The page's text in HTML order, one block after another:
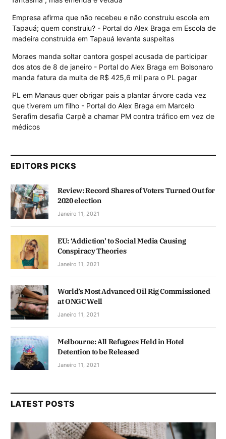
Empresa afirma que não recebeu e não construiu escola em
Tapauá; quem construiu? - Portal do Alex Braga em Escola de
madeira construída em Tapauá levanta suspeitas
Moraes manda soltar cantora gospel acusada de participar
dos atos de 8 de janeiro - Portal do Alex Braga em Bolsonaro
manda fatura da multa de R$ 425,6 mil para o PL pagar
PL em Manaus quer obrigar pais a plantar árvore cada vez
que tiverem um filho - Portal do Alex Braga em Marcelo
Serafim desafia Carpê a chamar PM contra tráfico em vez de
médicos
EDITORS PICKS
Review: Record Shares of Voters Turned Out for
2020 election
Janeiro 11, 2021
EU: ‘Addiction’ to Social Media Causing
Conspiracy Theories
Janeiro 11, 2021
World’s Most Advanced Oil Rig Commissioned
at ONGC Well
Janeiro 11, 2021
Melbourne: All Refugees Held in Hotel
Detention to be Released
Janeiro 11, 2021
LATEST POSTS